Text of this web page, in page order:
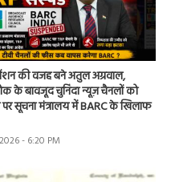
की वजह बने अतुल अग्रवाल,
के बावजूद चुनिंदा न्यूज़ चैनलों को
पर सूचना मंत्रालय में BARC के खिलाफ
- 6:20 PM